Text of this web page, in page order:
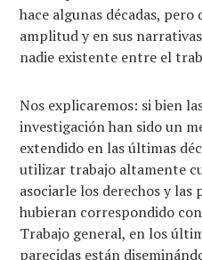
hace algunas décadas, pero
amplitud y en sus
nadie existente entre el
Nos explicaremos: si bien
investigación han sido un
extendido en las últimas
utilizar trabajo altamente
asociarle los derechos y las
hubieran correspondido
Trabajo general, en los
parecidas están